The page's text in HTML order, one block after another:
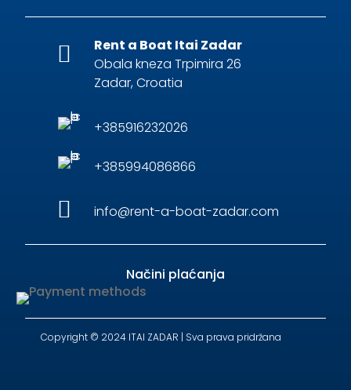

Rent a Boat Itai Zadar
Obala kneza Trpimira 26
Zadar, Croatia
+385916232026
+385994086866
 info@rent-a-boat-zadar.com
Načini plaćanja
Copyright © 2024 ITAI ZADAR | Sva prava pridržana